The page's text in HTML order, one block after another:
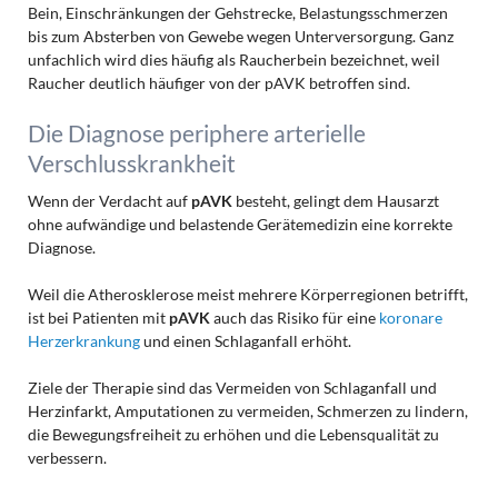
Bein, Einschränkungen der Gehstrecke, Belastungsschmerzen
bis zum Absterben von Gewebe wegen Unterversorgung. Ganz
unfachlich wird dies häufig als Raucherbein bezeichnet, weil
Raucher deutlich häufiger von der pAVK betroffen sind.
Die Diagnose periphere arterielle
Verschlusskrankheit
Wenn der Verdacht auf pAVK besteht, gelingt dem Hausarzt
ohne aufwändige und belastende Gerätemedizin eine korrekte
Diagnose.
Weil die Atherosklerose meist mehrere Körperregionen betrifft,
ist bei Patienten mit pAVK auch das Risiko für eine koronare
Herzerkrankungund einen Schlaganfall erhöht.
Ziele der Therapie sind das Vermeiden von Schlaganfall und
Herzinfarkt, Amputationen zu vermeiden, Schmerzen zu lindern,
die Bewegungsfreiheit zu erhöhen und die Lebensqualität zu
verbessern.